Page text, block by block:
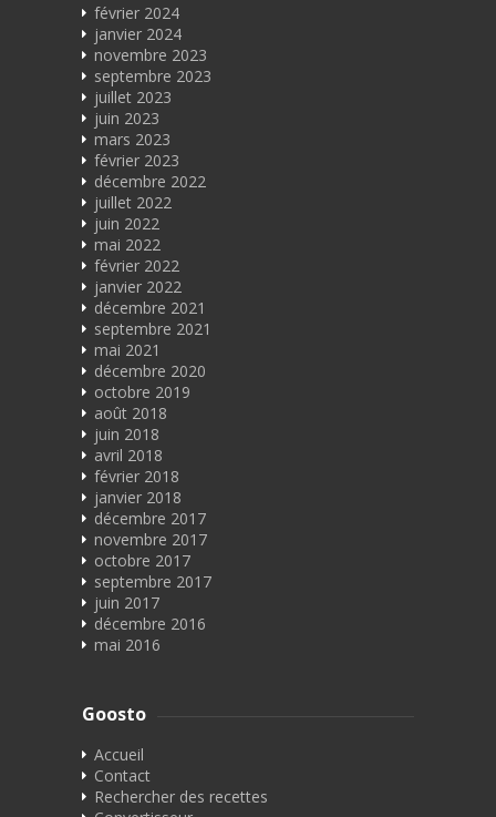
février 2024
janvier 2024
novembre 2023
septembre 2023
juillet 2023
juin 2023
mars 2023
février 2023
décembre 2022
juillet 2022
juin 2022
mai 2022
février 2022
janvier 2022
décembre 2021
septembre 2021
mai 2021
décembre 2020
octobre 2019
août 2018
juin 2018
avril 2018
février 2018
janvier 2018
décembre 2017
novembre 2017
octobre 2017
septembre 2017
juin 2017
décembre 2016
mai 2016
Goosto
Accueil
Contact
Rechercher des recettes